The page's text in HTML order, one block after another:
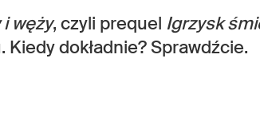
węży, czyli prequel Igrzysk
Kiedy dokładnie? Sprawdźcie.